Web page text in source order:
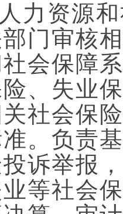
力资源
门审核
会保障
、失业
社会保
。负责
诉举报
等社会